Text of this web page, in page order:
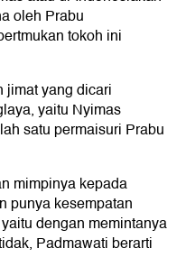
oleh Prabu
tokoh ini
jimat yang dicari
yaitu Nyimas
satu permaisuri Prabu
mimpinya kepada
punya kesempatan
dengan memintanya
Padmawati berarti